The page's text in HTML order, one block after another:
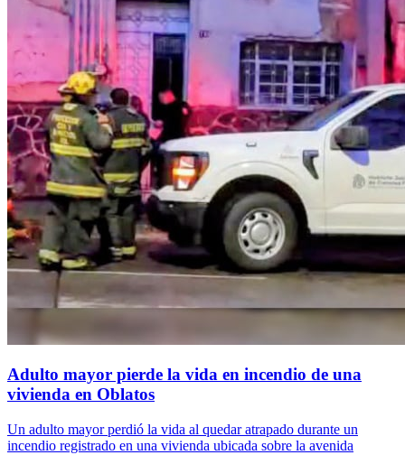
Adulto mayor pierde la vida en incendio de una
vivienda en Oblatos
Un adulto mayor perdió la vida al quedar atrapado durante un
incendio registrado en una vivienda ubicada sobre la avenida